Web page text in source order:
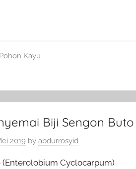
Pohon Kayu
Biji Sengon Buto
2019 by abdurrosyid
(Enterolobium Cyclocarpum)